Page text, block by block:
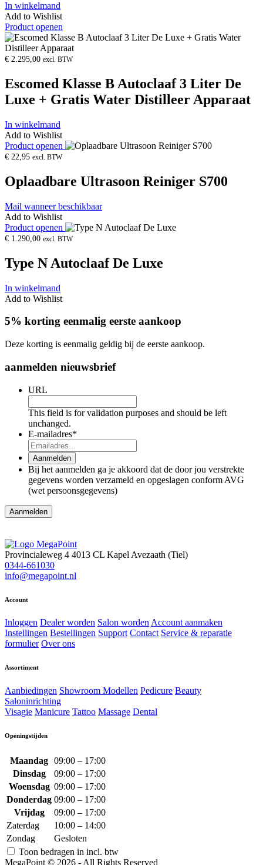
In winkelmand
Add to Wishlist
Product openen
€ 2.295,00 excl. BTW
Escomed Klasse B Autoclaaf 3 Liter De
Luxe + Gratis Water Distilleer Apparaat
In winkelmand
Add to Wishlist
Product openen
€ 22,95 excl. BTW
Oplaadbare Ultrasoon Reiniger S700
Mail wanneer beschikbaar
Add to Wishlist
Product openen
€ 1.290,00 excl. BTW
Type N Autoclaaf De Luxe
In winkelmand
Add to Wishlist
5% korting eenmalig eerste aankoop
Deze korting is eenmalig geldig bij de eerste aankoop.
aanmelden nieuwsbrief
URL
This field is for validation purposes and should be left
unchanged.
E-mailadres*
Aanmelden
Bij het aanmelden ga je akkoord dat de door jou verstrekte
gegevens worden verzameld en opgeslagen conform AVG
(wet persoonsgegevens)
Aanmelden
Provincialeweg 4 4013 CL Kapel Avezaath (Tiel)
0344-661030
info@megapoint.nl
Account
Inloggen Dealer worden Salon wordenAccount aanmaken
Instellingen Bestellingen Support Contact Service & reparatie
formulier Over ons
Assortiment
Aanbiedingen Showroom Modellen Pedicure Beauty
Saloninrichting
Visagie Manicure Tattoo Massage Dental
Openingstijden
Maandag 09:00 – 17:00
Dinsdag
09:00 – 17:00
Woensdag 09:00 – 17:00
Donderdag 09:00 – 17:00
Vrijdag
09:00 – 17:00
Zaterdag
10:00 – 14:00
Zondag
Gesloten
Toon bedragen in incl. btw
MegaPoint © 2026 - All Rights Reserved